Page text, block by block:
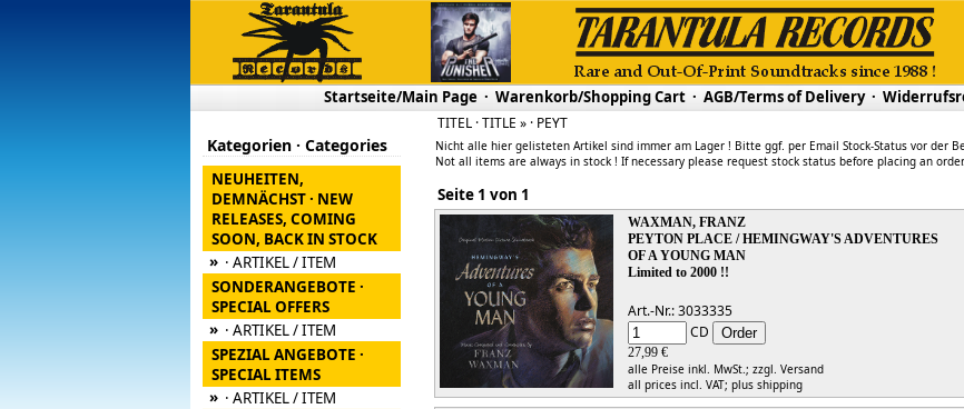
Startseite/Main Page· Warenkorb/Shopping Cart· AGB/Terms of Delivery·
Kategorien · Categories
NEUHEITEN,
DEMNÄCHST · NEW
RELEASES, COMING
SOON, BACK IN STOCK
» · ARTIKEL / ITEM
SONDERANGEBOTE ·
SPECIAL OFFERS
» · ARTIKEL / ITEM
SPEZIAL ANGEBOTE ·
SPECIAL ITEMS
» · ARTIKEL / ITEM
TITEL · TITLE » · PEYT
Nicht alle hier gelisteten Artikel sind immer am Lager ! Bitte ggf. per Email Stock-Status vor der
Not all items are always in stock ! If necessary please request stock status before placing an order.
Seite 1 von 1
WAXMAN, FRANZ
PEYTON PLACE / HEMINGWAY'S ADVENTURES
OF A YOUNG MAN
Limited to 2000 !!
Art.-Nr.: 3033335
CD
27,99 €
alle Preise inkl. MwSt.; zzgl. Versand
all prices incl. VAT; plus shipping